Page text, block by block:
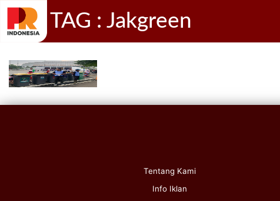
TAG : Jakgreen
Tentang Kami
Info Iklan